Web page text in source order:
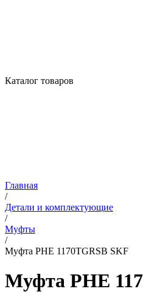
Каталог товаров
Главная
/
Детали и комплектующие
/
Муфты
/
Муфта PHE 1170TGRSB SKF
Муфта PHE